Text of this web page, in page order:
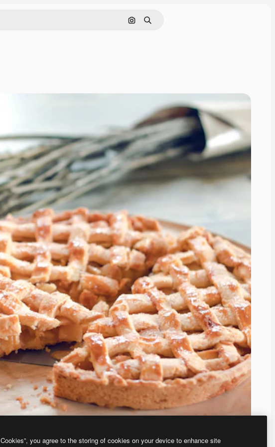
画像で検索
検索
you agree to the storing of cookies on your device to enhance site